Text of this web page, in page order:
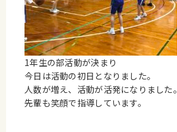
1年生の部活動が決まり
今日は活動の初日となりました。
人数が増え、活動が活発になりました。
先輩も笑顔で指導しています。